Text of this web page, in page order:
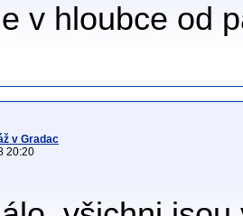
v hloubce od
v Gradac
20:20